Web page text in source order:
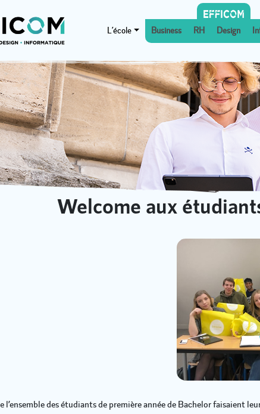
L’école Business RH Design
Welcome aux
l’ensemble des étudiants de première année de Bachelor faisaient